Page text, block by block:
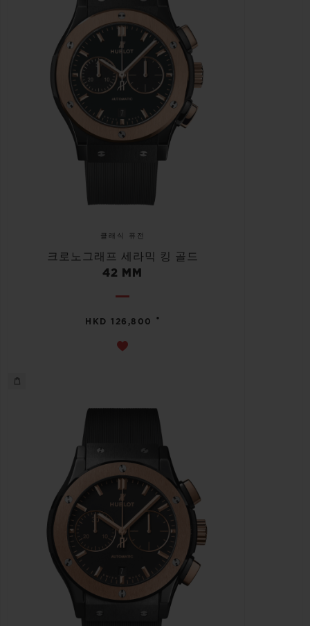
클래식 퓨전
크로노그래프 세라믹 킹 골드
42 MM
HKD 126,800 •